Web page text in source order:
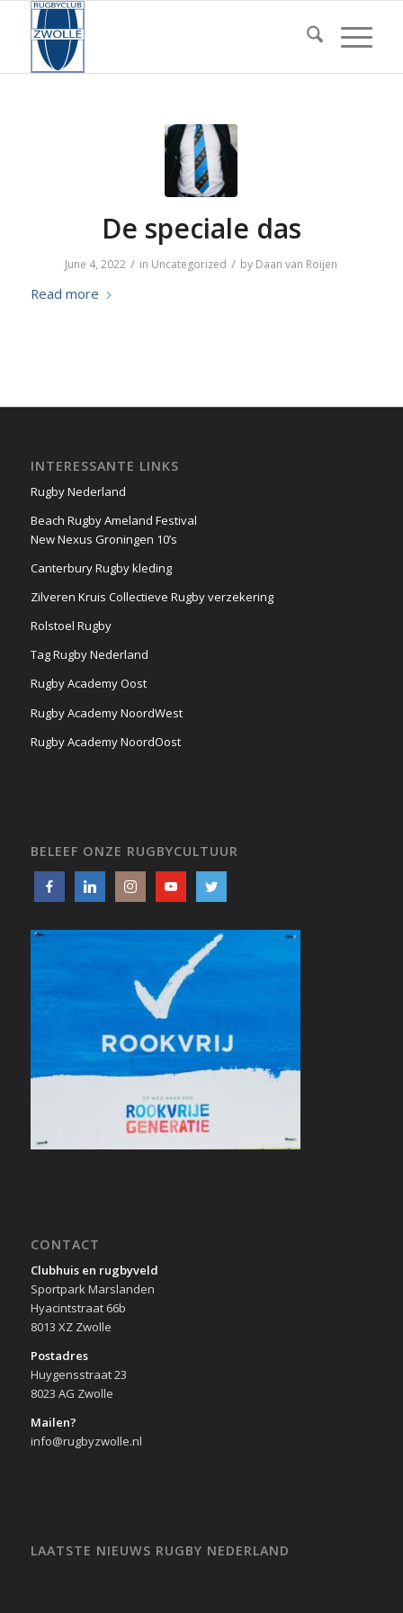
De speciale das
June 4, 2022 / in Uncategorized / by Daan van Roijen
Read more
INTERESSANTE LINKS
Rugby Nederland
Beach Rugby Ameland Festival
New Nexus Groningen 10’s
Canterbury Rugby kleding
Zilveren Kruis Collectieve Rugby verzekering
Rolstoel Rugby
Tag Rugby Nederland
Rugby Academy Oost
Rugby Academy NoordWest
Rugby Academy NoordOost
BELEEF ONZE RUGBYCULTUUR
CONTACT
Clubhuis en rugbyveld
Sportpark Marslanden
Hyacintstraat 66b
8013 XZ Zwolle
Postadres
Huygensstraat 23
8023 AG Zwolle
Mailen?
info@rugbyzwolle.nl
LAATSTE NIEUWS RUGBY NEDERLAND